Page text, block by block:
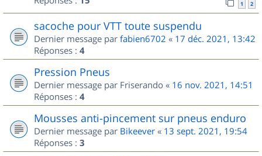
1 2
sacoche pour VTT toute suspendu
Dernier message par fabien6702 « 17 déc. 2021, 13:42
Réponses : 4
Pression Pneus
Dernier message par Friserando « 16 nov. 2021, 14:51
Réponses : 4
Mousses anti-pincement sur pneus enduro
Dernier message par Bikeever « 13 sept. 2021, 19:54
Réponses : 3